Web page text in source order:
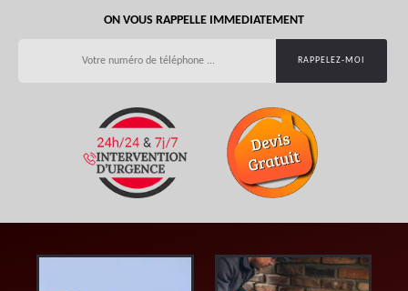
ON VOUS RAPPELLE IMMEDIATEMENT